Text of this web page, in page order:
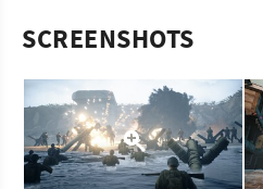
SCREENSHOTS